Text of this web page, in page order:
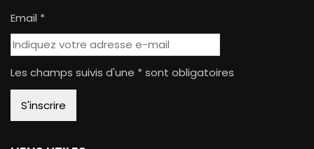
Email *
Les champs suivis d'une * sont obligatoires